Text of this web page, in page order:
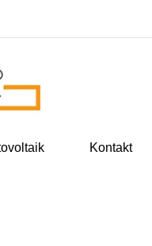
Kontakt